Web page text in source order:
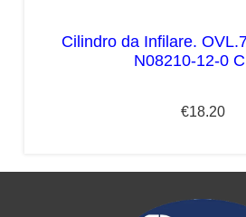
Cilindro da Infilare.
N08210-12-0
€18.20